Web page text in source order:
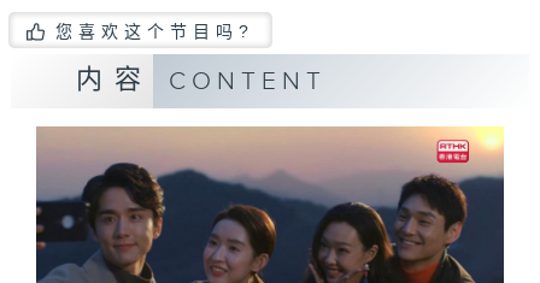
您喜欢这个节目吗?
内容 CONTENT